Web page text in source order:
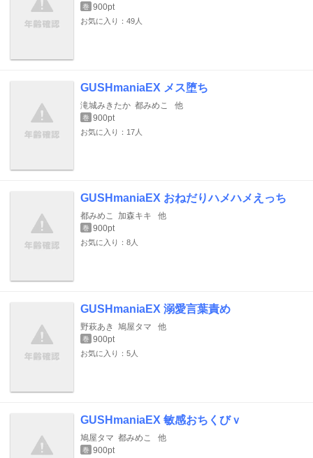
巻 900pt
お気に入り：49人
GUSHmaniaEX メス堕ち
滝城みきたか 都みめこ 他
巻 900pt
お気に入り：17人
GUSHmaniaEX おねだりハメハメえっち
都みめこ 加森キキ 他
巻 900pt
お気に入り：8人
GUSHmaniaEX 溺愛言葉責め
野萩あき 鳩屋タマ 他
巻 900pt
お気に入り：5人
GUSHmaniaEX 敏感おちくびｖ
鳩屋タマ 都みめこ 他
巻 900pt